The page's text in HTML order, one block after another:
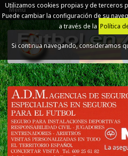
Utilizamos cookies propias y de terceros
Puede cambiar la configuración de su
a través de la Política
Si continua navegando, consideramos
Menú